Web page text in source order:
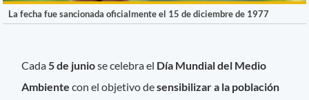
La fecha fue sancionada oficialmente el 15 de diciembre de 1977
Cada 5 de juniose celebra el Día Mundial del Medio
Ambientecon el objetivo desensibilizar a la población